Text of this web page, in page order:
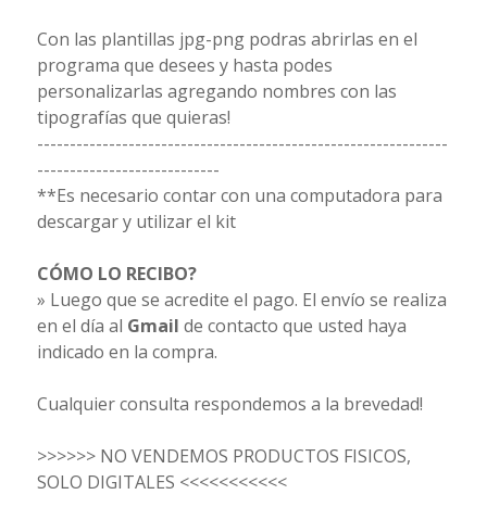
Con las plantillas jpg-png podras abrirlas en el
programa que desees y hasta podes
personalizarlas agregando nombres con las
tipografías que quieras!
---------------------------------------------------------------
----------------------------
**Es necesario contar con una computadora para
descargar y utilizar el kit
CÓMO LO RECIBO?
» Luego que se acredite el pago. El envío se realiza
en el día al Gmail de contacto que usted haya
indicado en la compra.
Cualquier consulta respondemos a la brevedad!
>>>>>> NO VENDEMOS PRODUCTOS FISICOS,
SOLO DIGITALES <<<<<<<<<<<